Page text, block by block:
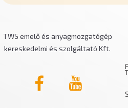
TWS emelő és anyagmozgatógép
kereskedelmi és szolgáltató Kft.